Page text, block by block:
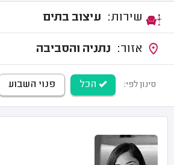
עיצוב בתים
נתניה והסביבה
סינון לפי: הכל פנוי השבוע